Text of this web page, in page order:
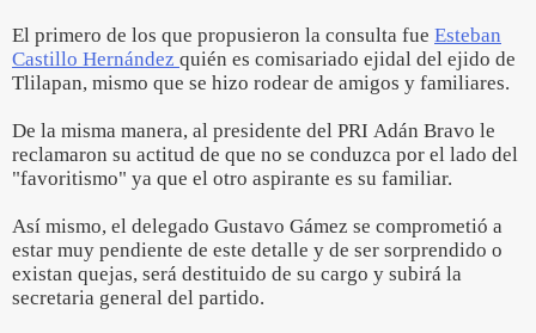
El primero de los que propusieron la consulta fue Esteban
Castillo Hernández quién es comisariado ejidal del ejido de
Tlilapan, mismo que se hizo rodear de amigos y familiares.
De la misma manera, al presidente del PRI Adán Bravo le
reclamaron su actitud de que no se conduzca por el lado del
"favoritismo" ya que el otro aspirante es su familiar.
Así mismo, el delegado Gustavo Gámez se comprometió a
estar muy pendiente de este detalle y de ser sorprendido o
existan quejas, será destituido de su cargo y subirá la
secretaria general del partido.